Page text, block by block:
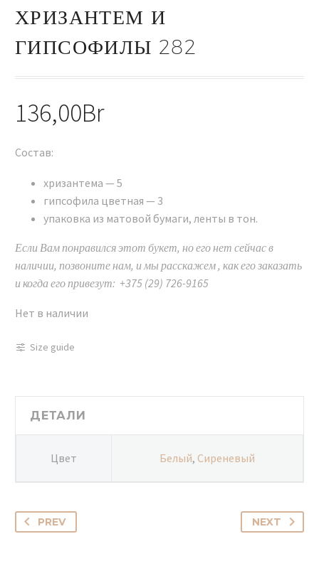
ХРИЗАНТЕМ И
ГИПСОФИЛЫ 282
136,00Br
Состав:
хризантема — 5
гипсофила цветная — 3
упаковка из матовой бумаги, ленты в тон.
Если Вам понравился этот букет, но его нет сейчас в
наличии, позвоните нам, и мы расскажем , как его заказать
и когда его привезут: +375 (29) 726-9165
Нет в наличии
Size guide
ДЕТАЛИ
Цвет Белый, Сиреневый
PREV NEXT